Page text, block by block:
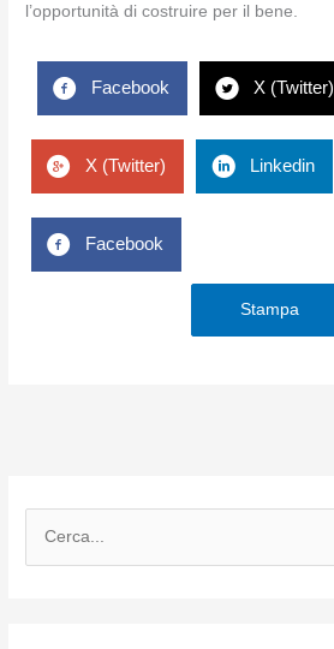
l’opportunità di costruire per il bene.
Facebook X (Twitter)
X (Twitter) Linkedin
Facebook
Stampa